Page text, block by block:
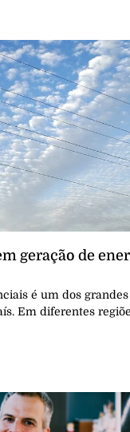
geração de
é um dos grandes
Em diferentes